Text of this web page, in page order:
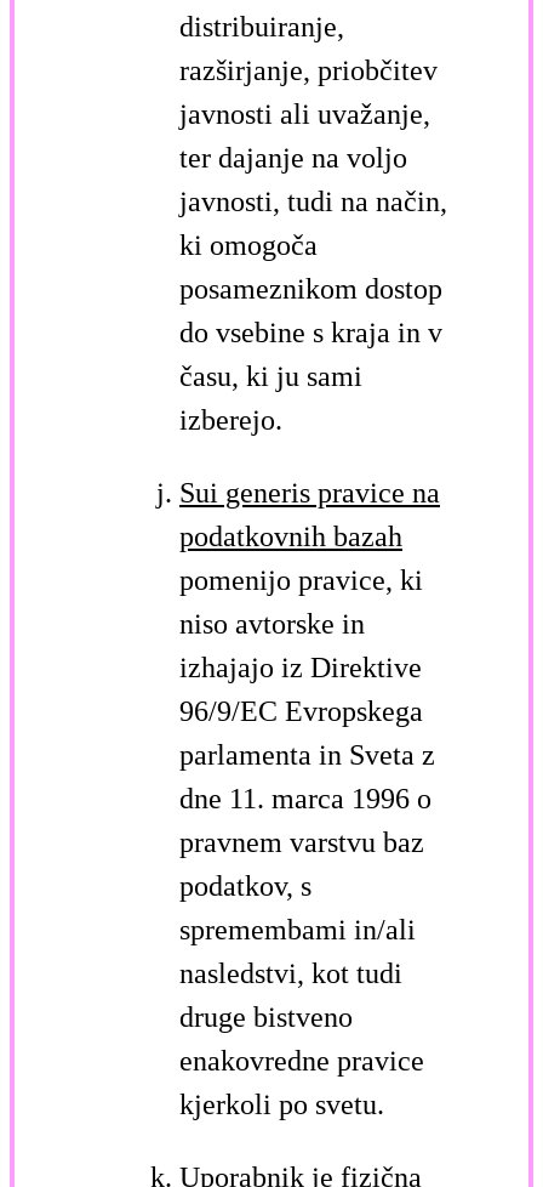
distribuiranje,
razširjanje, priobčitev
javnosti ali uvažanje,
ter dajanje na voljo
javnosti, tudi na način,
ki omogoča
posameznikom dostop
do vsebine s kraja in v
času, ki ju sami
izberejo.
Sui generis pravice na
podatkovnih bazah
pomenijo pravice, ki
niso avtorske in
izhajajo iz Direktive
96/9/EC Evropskega
parlamenta in Sveta z
dne 11. marca 1996 o
pravnem varstvu baz
podatkov, s
spremembami in/ali
nasledstvi, kot tudi
druge bistveno
enakovredne pravice
kjerkoli po svetu.
Uporabnik je fizična